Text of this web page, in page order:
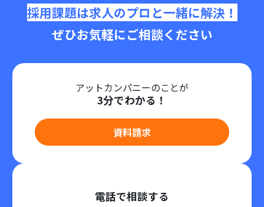
採用課題は求人のプロと一緒に解決！
ぜひお気軽にご相談ください
アットカンパニーのことが
3分でわかる！
資料請求
電話で相談する